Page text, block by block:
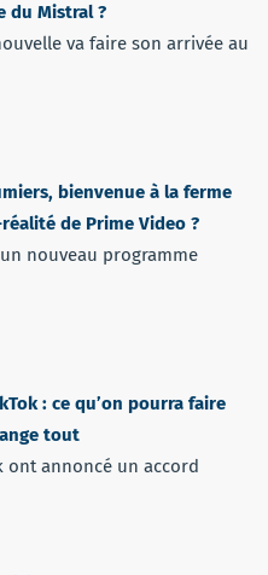
du Mistral ?
va faire son arrivée au
bienvenue à la ferme
de Prime Video ?
nouveau programme
: ce qu’on pourra faire
tout
ont annoncé un accord